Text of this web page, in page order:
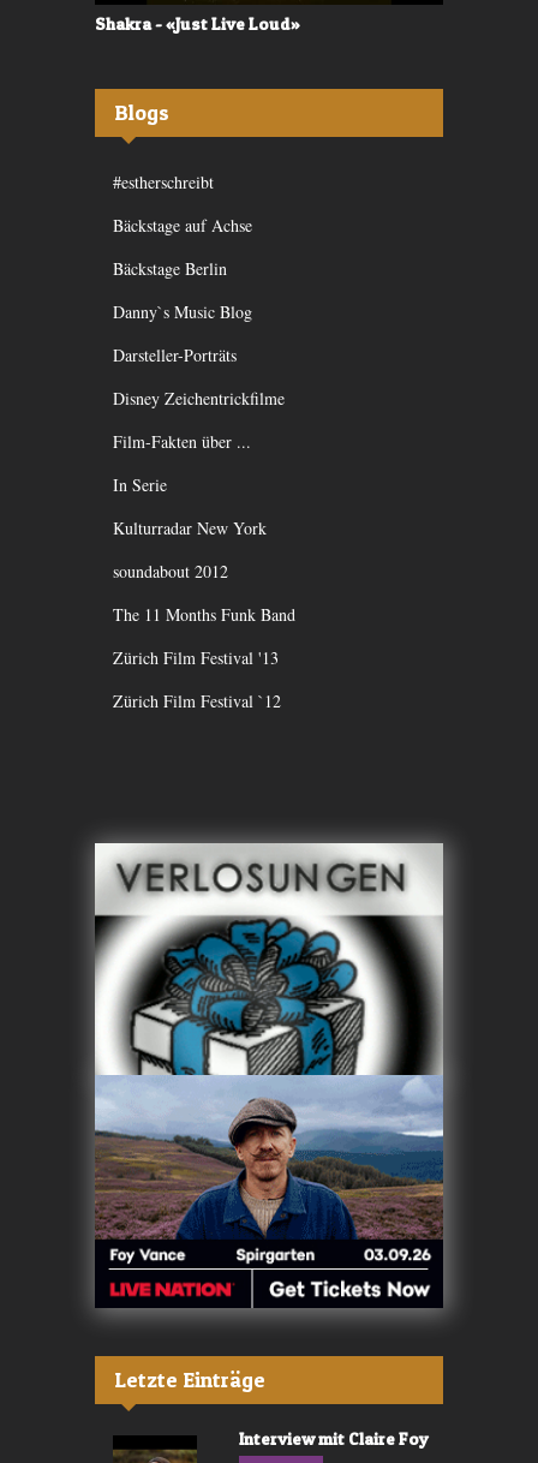
Shakra - «Just Live Loud»
Blogs
#estherschreibt
Bäckstage auf Achse
Bäckstage Berlin
Danny`s Music Blog
Darsteller-Porträts
Disney Zeichentrickfilme
Film-Fakten über ...
In Serie
Kulturradar New York
soundabout 2012
The 11 Months Funk Band
Zürich Film Festival '13
Zürich Film Festival `12
Letzte Einträge
Interview mit Claire Foy